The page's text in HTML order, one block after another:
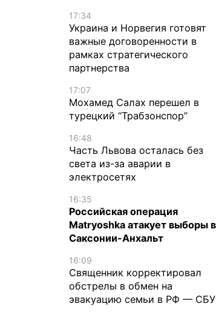
17:34
Украина и Норвегия готовят
важные договоренности в
рамках стратегического
партнерства
17:07
Мохамед Салах перешел в
турецкий “Трабзонспор”
16:48
Часть Львова осталась без
света из-за аварии в
электросетях
16:35
Российская операция
Matryoshka атакует выборы в
Саксонии-Анхальт
16:09
Священник корректировал
обстрелы в обмен на
эвакуацию семьи в РФ — СБУ